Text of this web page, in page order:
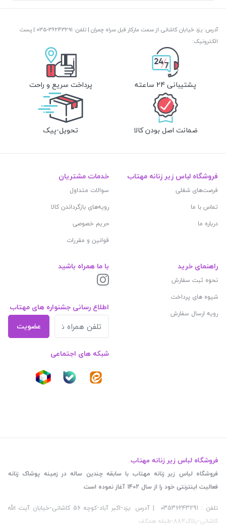
آدرس: یزد خیابان کاشانی از سمت مارکار قبل سراه چمران | تلفن: ‎035-36243291 | پست
الکترونیک:
پشتیبانی 24 ساعته پرداخت سریع و راحت
ضمانت اصل بودن کالا تحویل-پیک
فروشگاه لباس زیر زنانه مهتاب
فرصت‌های شغلی
تماس با ما
درباره ما
خدمات مشتریان
سوالات متداول
رویه‌های بازگرداندن کالا
حریم خصوصی
قوانین و مقررات
راهنمای خرید
نحوه ثبت سفارش
شیوه های پرداخت
رویه ارسال سفارش
با ما همراه باشید
اطلاع رسانی جشنواره های مهتاب
عضویت
شبکه های اجتماعی
فروشگاه لباس زیر زنانه مهتاب
فروشگاه لباس زیر زنانه مهتاب با سابقه چندین ساله در زمینه پوشاک زنانه
فعالیت اینترنتی خود را از سال 1402 آغاز نموده است
تلفن : 03536243291 | آدرس :یزد-اکبر آباد-کوچه 56 کاشانی-خیابان آیت الله
کاشانی-پلاک882-طبقه همکف